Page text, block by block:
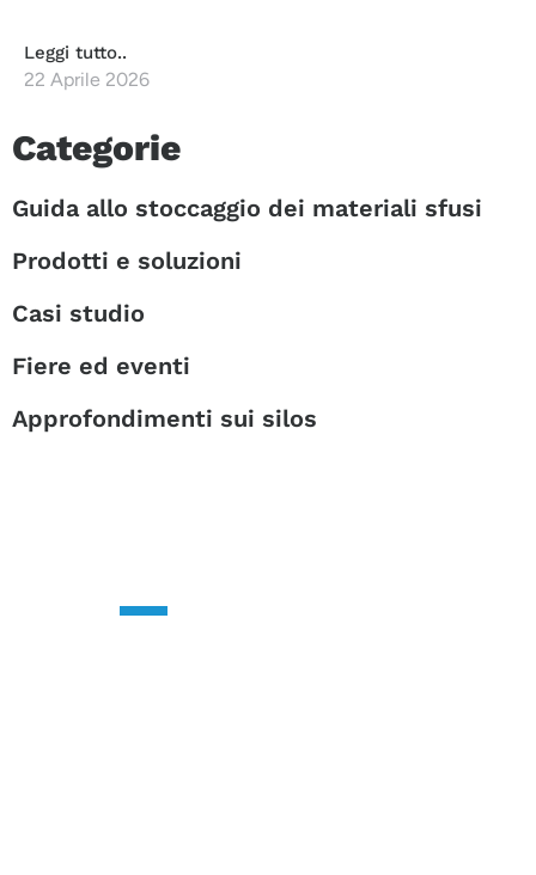
Leggi tutto..
22 Aprile 2026
Categorie
Guida allo stoccaggio dei materiali sfusi
Prodotti e soluzioni
Casi studio
Fiere ed eventi
Approfondimenti sui silos